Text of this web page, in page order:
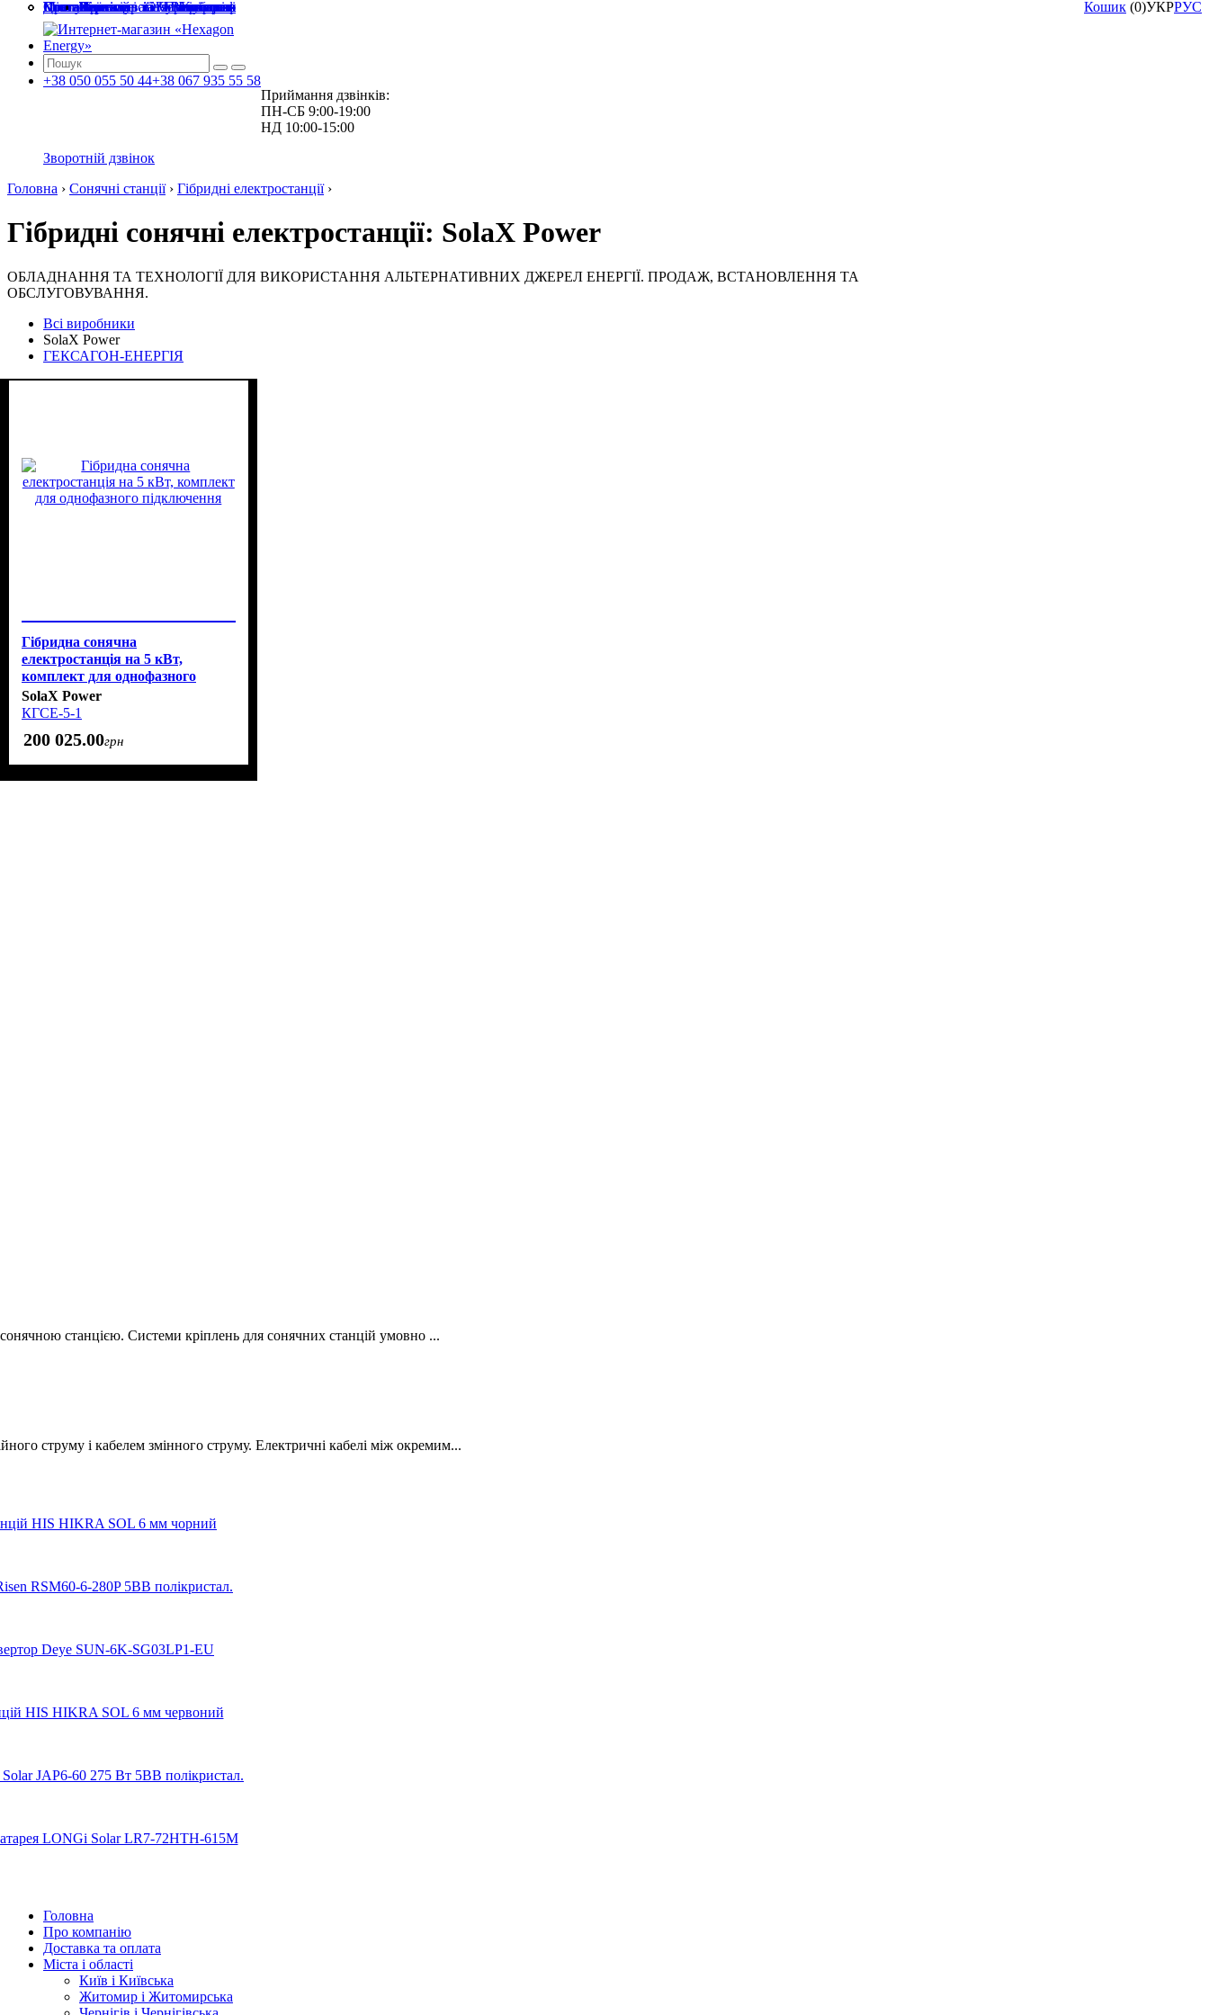
Головна
Про компанію
Доставка та оплата
Міста і області
Київ і Київська
Житомир і Житомирська
Чернігів і Чернігівська
Черкаси і Черкаська
Полтава і Полтавська
Вінниця і Вінницька
ПослугиЗелений тариф
Проектування та монтаж
Сервісне обслуговування
Статті
Контакти Кошик (0)УКРРУС
+38 050 055 50 44+38 067 935 55 58
Приймання дзвінків:
ПН-СБ 9:00-19:00
НД 10:00-15:00
Зворотній дзвінок
Головна › Сонячні станції› Гібридні електростанції›
Гібридні сонячні електростанції: SolaX Power
ОБЛАДНАННЯ ТА ТЕХНОЛОГІЇ ДЛЯ ВИКОРИСТАННЯ АЛЬТЕРНАТИВНИХ ДЖЕРЕЛ ЕНЕРГІЇ. ПРОДАЖ, ВСТАНОВЛЕННЯ ТА
ОБСЛУГОВУВАННЯ.
Всі виробники
SolaX Power
ГЕКСАГОН-ЕНЕРГІЯ
Гібридна сонячна
електростанція на 5 кВт,
комплект для однофазного
підключення
SolaX Power
КГСЕ-5-1
200 025.00грн
станцією. Системи кріплень для сонячних станцій умовно ...
струму і кабелем змінного струму. Електричні кабелі між окремим...
Головна
Про компанію
Доставка та оплата
Міста і області
Київ і Київська
Житомир і Житомирська